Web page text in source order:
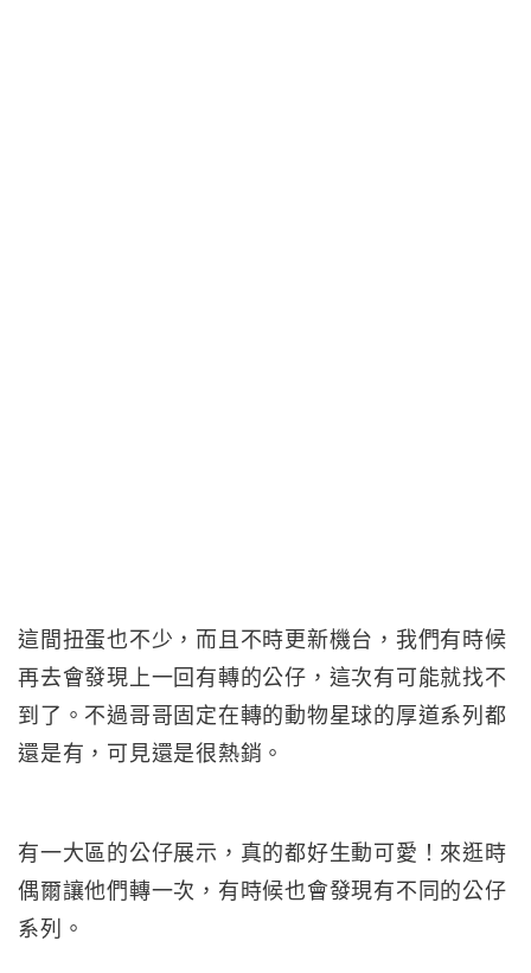
這間扭蛋也不少，而且不時更新機台，我們有時候
再去會發現上一回有轉的公仔，這次有可能就找不
到了。不過哥哥固定在轉的動物星球的厚道系列都
還是有，可見還是很熱銷。
有一大區的公仔展示，真的都好生動可愛！來逛時
偶爾讓他們轉一次，有時候也會發現有不同的公仔
系列。